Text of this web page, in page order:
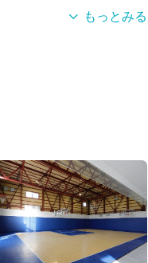
ント
2024年3月のイベント
自由研究
涼しい
ュッフェ お正月